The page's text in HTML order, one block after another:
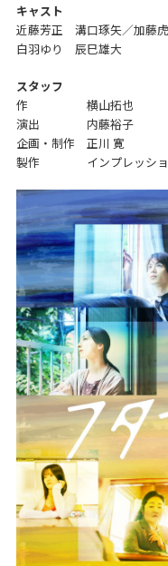
キャスト
近藤芳正 溝口琢矢／加
白羽ゆり 辰巳雄大
スタッフ
作 横山拓也
演出 内藤裕子
企画・制作 正川 寛
製作 インプレッショ